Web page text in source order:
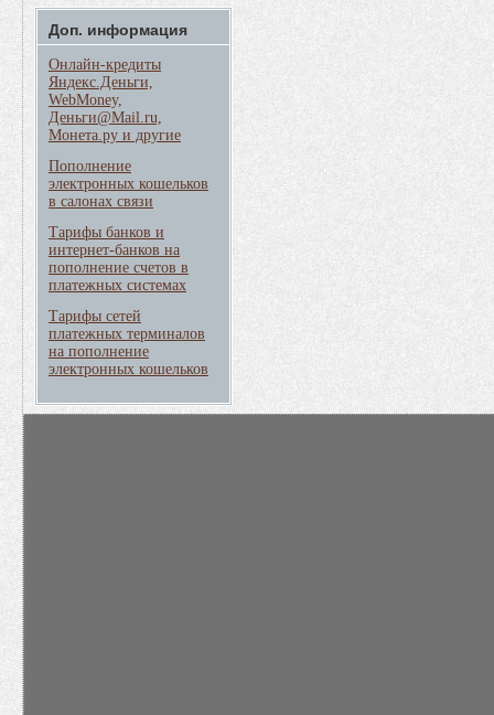
Доп. информация
Онлайн-кредиты
Яндекс.Деньги,
WebMoney,
Деньги@Mail.ru,
Монета.ру и другие
Пополнение
электронных кошельков
в салонах связи
Тарифы банков и
интернет-банков на
пополнение счетов в
платежных системах
Тарифы сетей
платежных терминалов
на пополнение
электронных кошельков